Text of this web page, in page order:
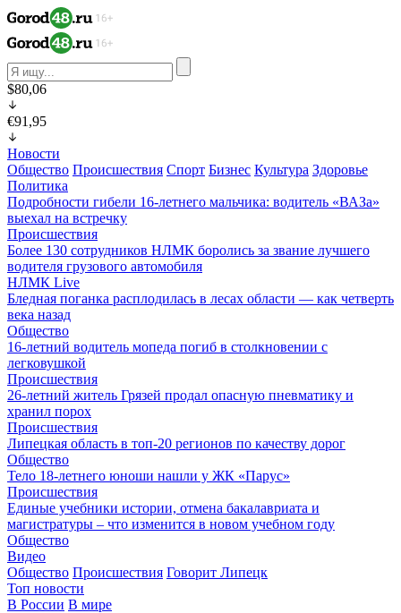
$80,06
€91,95
Новости
Общество Происшествия Спорт Бизнес Культура Здоровье
Политика
Подробности гибели 16-летнего мальчика: водитель «ВАЗа»
выехал на встречку
Происшествия
Более 130 сотрудников НЛМК боролись за звание лучшего
водителя грузового автомобиля
НЛМК Live
Бледная поганка расплодилась в лесах области — как четверть
века назад
Общество
16-летний водитель мопеда погиб в столкновении с
легковушкой
Происшествия
26-летний житель Грязей продал опасную пневматику и
хранил порох
Происшествия
Липецкая область в топ-20 регионов по качеству дорог
Общество
Тело 18-летнего юноши нашли у ЖК «Парус»
Происшествия
Единые учебники истории, отмена бакалавриата и
магистратуры – что изменится в новом учебном году
Общество
Видео
Общество Происшествия Говорит Липецк
Топ новости
В России В мире